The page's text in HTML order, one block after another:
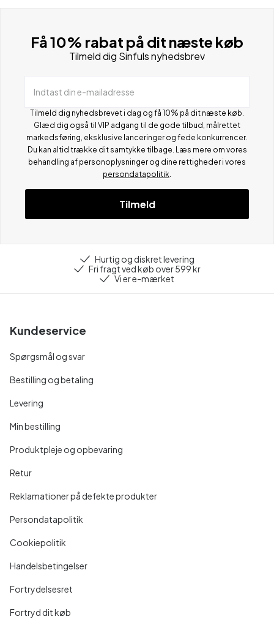
Få 10% rabat på dit næste køb
Tilmeld dig Sinfuls nyhedsbrev
Indtast din e-mailadresse
Tilmeld dig nyhedsbrevet i dag og få 10% på dit næste køb.
Glæd dig også til VIP adgang til de gode tilbud, målrettet
markedsføring, eksklusive lanceringer og fede konkurrencer.
Du kan altid trække dit samtykke tilbage. Læs mere om vores
behandling af personoplysninger og dine rettigheder i vores
persondatapolitik
Tilmeld
Hurtig og diskret levering
Fri fragt ved køb over 599 kr
Vi er e-mærket
Kundeservice
Spørgsmål og svar
Bestilling og betaling
Levering
Min bestilling
Produktpleje og opbevaring
Retur
Reklamationer på defekte produkter
Persondatapolitik
Cookiepolitik
Handelsbetingelser
Fortrydelsesret
Fortryd dit køb